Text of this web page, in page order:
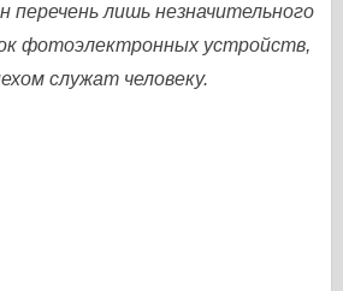
перечень лишь незначительного
фотоэлектронных устройств,
служат человеку.